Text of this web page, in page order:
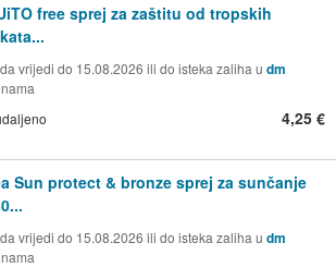
free sprej za zaštitu od tropskih
vrijedi do 15.08.2026 ili do isteka zaliha u dm
4,25 €
Sun protect & bronze sprej za sunčanje
vrijedi do 15.08.2026 ili do isteka zaliha u dm